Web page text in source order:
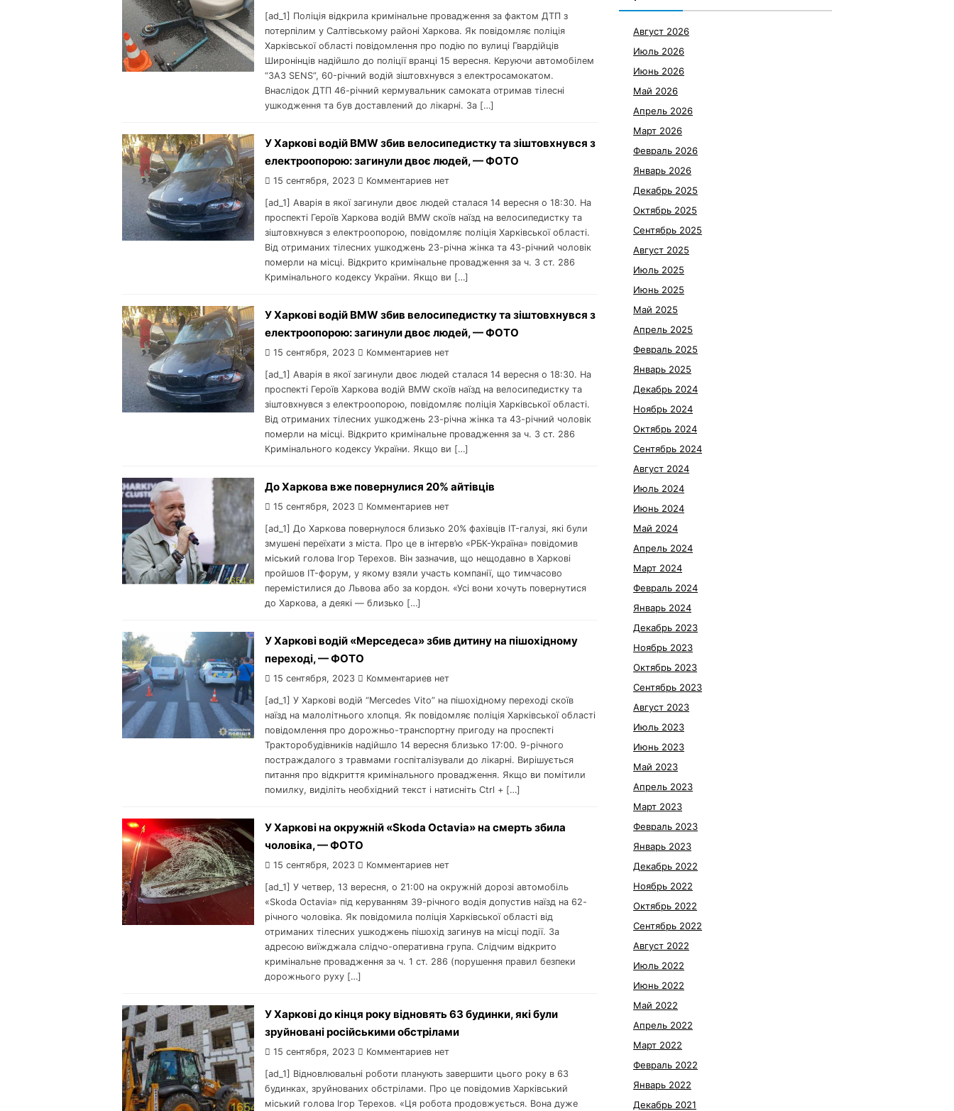
[ad_1] Поліція відкрила кримінальне провадження за фактом ДТП з
потерпілим у Салтівському районі Харкова. Як повідомляє поліція
Харківської області повідомлення про подію по вулиці Гвардійців
Широнінців надійшло до поліції вранці 15 вересня. Керуючи автомобілем
“ЗАЗ SENS”, 60-річний водій зіштовхнувся з електросамокатом.
Внаслідок ДТП 46-річний кермувальник самоката отримав тілесні
ушкодження та був доставлений до лікарні. За […]
У Харкові водій BMW збив велосипедистку та зіштовхнувся з
електроопорою: загинули двоє людей, — ФОТО
15 сентября, 2023 Комментариев нет
[ad_1] Аварія в якої загинули двоє людей сталася 14 вересня о 18:30. На
проспекті Героїв Харкова водій BMW скоїв наїзд на велосипедистку та
зіштовхнувся з електроопорою, повідомляє поліція Харківської області.
Від отриманих тілесних ушкоджень 23-річна жінка та 43-річний чоловік
померли на місці. Відкрито кримінальне провадження за ч. 3 ст. 286
Кримінального кодексу України. Якщо ви […]
У Харкові водій BMW збив велосипедистку та зіштовхнувся з
електроопорою: загинули двоє людей, — ФОТО
15 сентября, 2023 Комментариев нет
[ad_1] Аварія в якої загинули двоє людей сталася 14 вересня о 18:30. На
проспекті Героїв Харкова водій BMW скоїв наїзд на велосипедистку та
зіштовхнувся з електроопорою, повідомляє поліція Харківської області.
Від отриманих тілесних ушкоджень 23-річна жінка та 43-річний чоловік
померли на місці. Відкрито кримінальне провадження за ч. 3 ст. 286
Кримінального кодексу України. Якщо ви […]
До Харкова вже повернулися 20% айтівців
15 сентября, 2023 Комментариев нет
[ad_1] До Харкова повернулося близько 20% фахівців IT-галузі, які були
змушені переїхати з міста. Про це в інтерв’ю «РБК-Україна» повідомив
міський голова Ігор Терехов. Він зазначив, що нещодавно в Харкові
пройшов IT-форум, у якому взяли участь компанії, що тимчасово
перемістилися до Львова або за кордон. «Усі вони хочуть повернутися
до Харкова, а деякі — близько […]
У Харкові водій «Мерседеса» збив дитину на пішохідному
переході, — ФОТО
15 сентября, 2023 Комментариев нет
[ad_1] У Харкові водій “Mercedes Vito” на пішохідному переході скоїв
наїзд на малолітнього хлопця. Як повідомляє поліція Харківської області
повідомлення про дорожньо-транспортну пригоду на проспекті
Тракторобудівників надійшло 14 вересня близько 17:00. 9-річного
постраждалого з травмами госпіталізували до лікарні. Вирішується
питання про відкриття кримінального провадження. Якщо ви помітили
помилку, виділіть необхідний текст і натисніть Ctrl + […]
У Харкові на окружній «Skoda Octavia» на смерть збила
чоловіка, — ФОТО
15 сентября, 2023 Комментариев нет
[ad_1] У четвер, 13 вересня, о 21:00 на окружній дорозі автомобіль
«Skoda Octavia» під керуванням 39-річного водія допустив наїзд на 62-
річного чоловіка. Як повідомила поліція Харківської області від
отриманих тілесних ушкоджень пішохід загинув на місці події. За
адресою виїжджала слідчо-оперативна група. Слідчим відкрито
кримінальне провадження за ч. 1 ст. 286 (порушення правил безпеки
дорожнього руху […]
У Харкові до кінця року відновять 63 будинки, які були
зруйновані російськими обстрілами
15 сентября, 2023 Комментариев нет
[ad_1] Відновлювальні роботи планують завершити цього року в 63
будинках, зруйнованих обстрілами. Про це повідомив Харківський
міський голова Ігор Терехов. «Ця робота продовжується. Вона дуже
Август 2026
Июль 2026
Июнь 2026
Май 2026
Апрель 2026
Март 2026
Февраль 2026
Январь 2026
Декабрь 2025
Октябрь 2025
Сентябрь 2025
Август 2025
Июль 2025
Июнь 2025
Май 2025
Апрель 2025
Февраль 2025
Январь 2025
Декабрь 2024
Ноябрь 2024
Октябрь 2024
Сентябрь 2024
Август 2024
Июль 2024
Июнь 2024
Май 2024
Апрель 2024
Март 2024
Февраль 2024
Январь 2024
Декабрь 2023
Ноябрь 2023
Октябрь 2023
Сентябрь 2023
Август 2023
Июль 2023
Июнь 2023
Май 2023
Апрель 2023
Март 2023
Февраль 2023
Январь 2023
Декабрь 2022
Ноябрь 2022
Октябрь 2022
Сентябрь 2022
Август 2022
Июль 2022
Июнь 2022
Май 2022
Апрель 2022
Март 2022
Февраль 2022
Январь 2022
Декабрь 2021